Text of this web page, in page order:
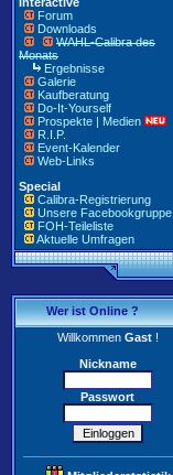
Forum
Downloads
WAHL-Calibra des
Monats
Ergebnisse
Galerie
Kaufberatung
Do-It-Yourself
Prospekte | Medien
R.I.P.
Event-Kalender
Web-Links
Special
Calibra-Registrierung
Unsere Facebookgruppe
FOH-Teileliste
Aktuelle Umfragen
Wer ist Online ?
WillkommenGast!
Nickname
Passwort